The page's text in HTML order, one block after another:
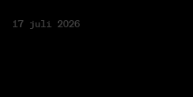
17 juli 2026